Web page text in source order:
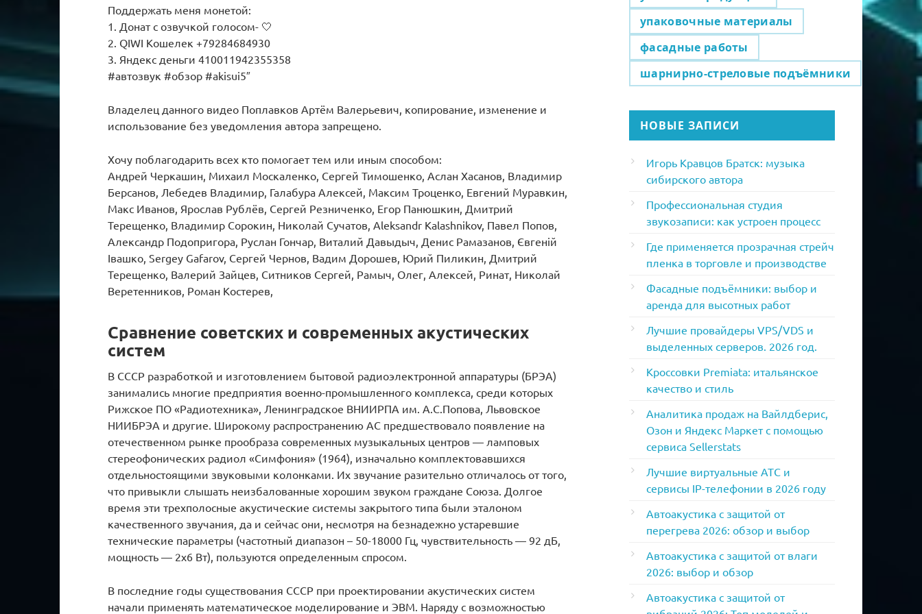
Поддержать меня монетой:
1. Донат с озвучкой голосом- 🤍
2. QIWI Кошелек +79284684930
3. Яндекс деньги 410011942355358
#автозвук #обзор #akisui5″
Владелец данного видео Поплавков Артём Валерьевич, копирование, изменение и
использование без уведомления автора запрещено.
Хочу поблагодарить всех кто помогает тем или иным способом:
Андрей Черкашин, Михаил Москаленко, Сергей Тимошенко, Аслан Хасанов, Владимир
Берсанов, Лебедев Владимир, Галабура Алексей, Максим Троценко, Евгений Муравкин,
Макс Иванов, Ярослав Рублёв, Сергей Резниченко, Егор Панюшкин, Дмитрий
Терещенко, Владимир Сорокин, Николай Сучатов, Aleksandr Kalashnikov, Павел Попов,
Александр Подопригора, Руслан Гончар, Виталий Давыдыч, Денис Рамазанов, Євгеній
Івашко, Sergey Gafarov, Сергей Чернов, Вадим Дорошев, Юрий Пиликин, Дмитрий
Терещенко, Валерий Зайцев, Ситников Сергей, Рамыч, Олег, Алексей, Ринат, Николай
Веретенников, Роман Костерев,
Сравнение советских и современных акустических
систем
В СССР разработкой и изготовлением бытовой радиоэлектронной аппаратуры (БРЭА)
занимались многие предприятия военно-промышленного комплекса, среди которых
Рижское ПО «Радиотехника», Ленинградское ВНИИРПА им. А.С.Попова, Львовское
НИИБРЭА и другие. Широкому распространению АС предшествовало появление на
отечественном рынке прообраза современных музыкальных центров — ламповых
стереофонических радиол «Симфония» (1964), изначально комплектовавшихся
отдельностоящими звуковыми колонками. Их звучание разительно отличалось от того,
что привыкли слышать неизбалованные хорошим звуком граждане Союза. Долгое
время эти трехполосные акустические системы закрытого типа были эталоном
качественного звучания, да и сейчас они, несмотря на безнадежно устаревшие
технические параметры (частотный диапазон – 50-18000 Гц, чувствительность — 92 дБ,
мощность — 2х6 Вт), пользуются определенным спросом.
В последние годы существования СССР при проектировании акустических систем
начали применять математическое моделирование и ЭВМ. Наряду с возможностью
упаковочные материалы
фасадные работы
шарнирно-стреловые подъёмники
НОВЫЕ ЗАПИСИ
Игорь Кравцов Братск: музыка
сибирского автора
Профессиональная студия
звукозаписи: как устроен процесс
Где применяется прозрачная стрейч
пленка в торговле и производстве
Фасадные подъёмники: выбор и
аренда для высотных работ
Лучшие провайдеры VPS/VDS и
выделенных серверов. 2026 год.
Кроссовки Premiata: итальянское
качество и стиль
Аналитика продаж на Вайлдберис,
Озон и Яндекс Маркет с помощью
сервиса Sellerstats
Лучшие виртуальные АТС и
сервисы IP-телефонии в 2026 году
Автоакустика с защитой от
перегрева 2026: обзор и выбор
Автоакустика с защитой от влаги
2026: выбор и обзор
Автоакустика с защитой от